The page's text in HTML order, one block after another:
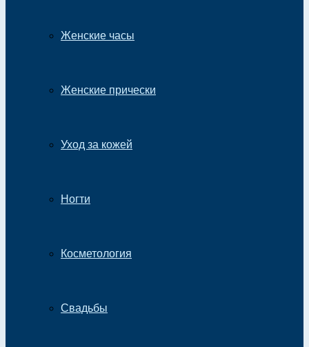
Женские часы
Женские прически
Уход за кожей
Ногти
Косметология
Свадьбы